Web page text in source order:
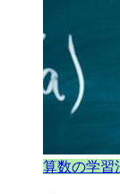
算数の学習